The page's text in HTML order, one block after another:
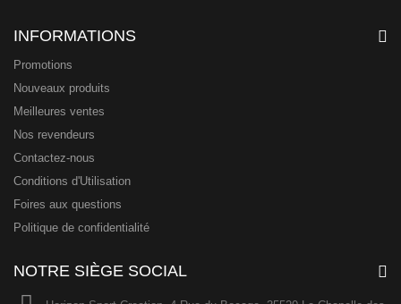
INFORMATIONS
Promotions
Nouveaux produits
Meilleures ventes
Nos revendeurs
Contactez-nous
Conditions d'Utilisation
Foires aux questions
Politique de confidentialité
NOTRE SIÈGE SOCIAL